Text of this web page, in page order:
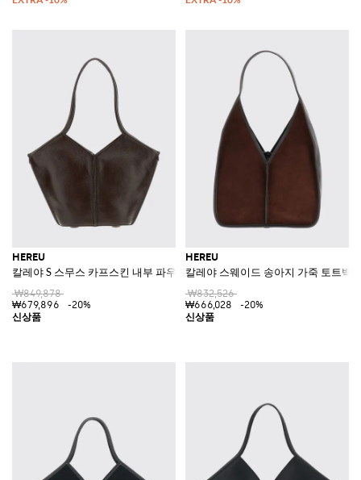
HEREU
칼레야 S 스무스 카프스킨 내부 파우치 토트백
₩849,878
₩679,896
-20%
HEREU
칼레야 스웨이드 송아지 가죽 토트백,
₩832,526
₩666,028
-20%